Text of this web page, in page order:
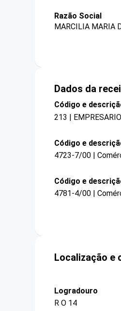
Razão Social
MARCILIA MARIA
Dados da
Código e
213 |
Código e
4723-7/00 |
Código e
4781-4/00 |
Localização e
Logradouro
R O 14